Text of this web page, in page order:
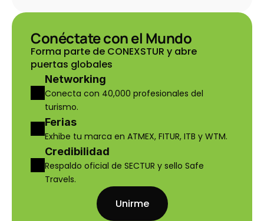
Conéctate con el Mundo
Forma parte de CONEXSTUR y abre
puertas globales
Networking
Conecta con 40,000 profesionales del
turismo.
Ferias
Exhibe tu marca en ATMEX, FITUR, ITB y WTM.
Credibilidad
Respaldo oficial de SECTUR y sello Safe
Travels.
Unirme